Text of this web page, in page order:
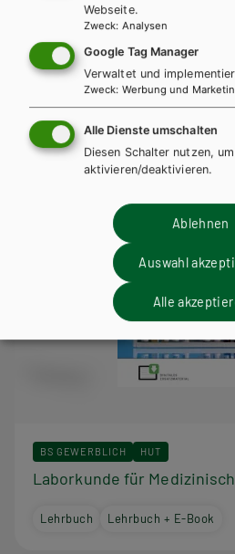
Fachangestellte -
der Lernfelder aus der
Lehrbuch Lehrbuch + E-Book
BS GEWERBLICH HUT
Laborkunde für
Lehrbuch Lehrbuch + E-Book
Webseite.
Zweck: Analysen
Google Tag Manager
Verwaltet und
Zweck: Werbung und
Alle Dienste umschalten
Diesen Schalter nutzen,
aktivieren/deaktivieren.
Ablehnen
Auswahl
Alle